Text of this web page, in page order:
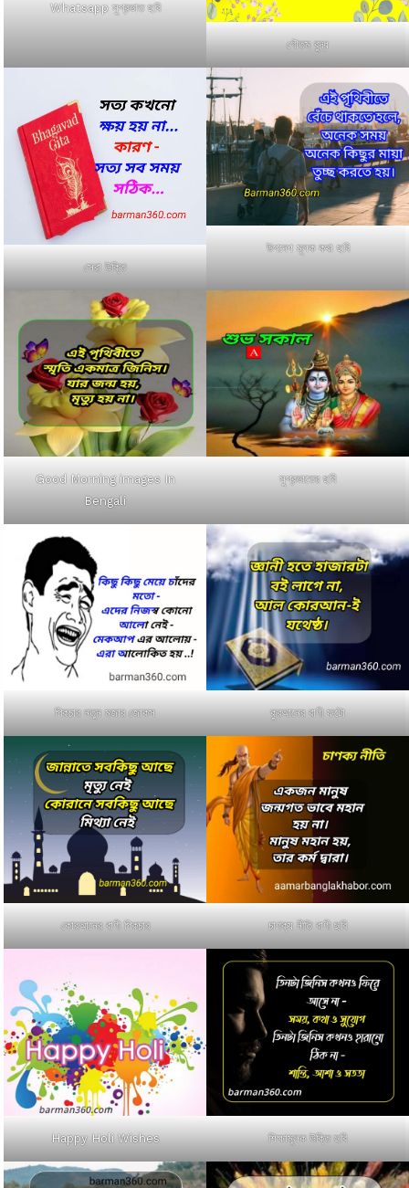
Whatsapp সুপ্রভাত ছবি
গৌতম বুদ্ধ
সেরা উক্তি
উপদেশ মূলক কথা ছবি
Good Morning images In
Bengali
সুপ্রভাতের ছবি
পিকচার নতুন মজার জোকস কুরআনের বাণী ফটো
কোরআনের বাণী পিকচার চাণক্য নীতি বাণী ছবি
Happy Holi Wishes শিক্ষামূলক উক্তি ছবি